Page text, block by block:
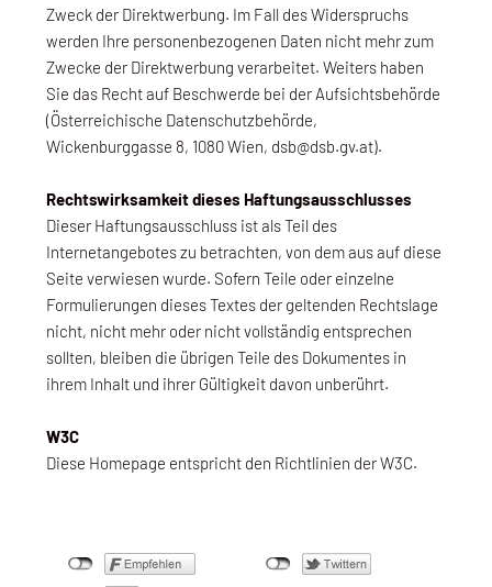
Zweck der Direktwerbung. Im Fall des Widerspruchs
werden Ihre personenbezogenen Daten nicht mehr zum
Zwecke der Direktwerbung verarbeitet. Weiters haben
Sie das Recht auf Beschwerde bei der Aufsichtsbehörde
(Österreichische Datenschutzbehörde,
Wickenburggasse 8, 1080 Wien, dsb@dsb.gv.at).
Rechtswirksamkeit dieses Haftungsausschlusses
Dieser Haftungsausschluss ist als Teil des
Internetangebotes zu betrachten, von dem aus auf diese
Seite verwiesen wurde. Sofern Teile oder einzelne
Formulierungen dieses Textes der geltenden Rechtslage
nicht, nicht mehr oder nicht vollständig entsprechen
sollten, bleiben die übrigen Teile des Dokumentes in
ihrem Inhalt und ihrer Gültigkeit davon unberührt.
W3C
Diese Homepage entspricht den Richtlinien der W3C.